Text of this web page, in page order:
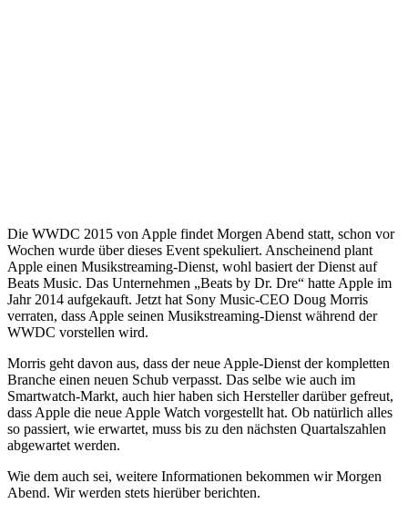
Die WWDC 2015 von Apple findet Morgen Abend statt, schon vor
Wochen wurde über dieses Event spekuliert. Anscheinend plant
Apple einen Musikstreaming-Dienst, wohl basiert der Dienst auf
Beats Music. Das Unternehmen „Beats by Dr. Dre“ hatte Apple im
Jahr 2014 aufgekauft. Jetzt hat Sony Music-CEO Doug Morris
verraten, dass Apple seinen Musikstreaming-Dienst während der
WWDC vorstellen wird.
Morris geht davon aus, dass der neue Apple-Dienst der kompletten
Branche einen neuen Schub verpasst. Das selbe wie auch im
Smartwatch-Markt, auch hier haben sich Hersteller darüber gefreut,
dass Apple die neue Apple Watch vorgestellt hat. Ob natürlich alles
so passiert, wie erwartet, muss bis zu den nächsten Quartalszahlen
abgewartet werden.
Wie dem auch sei, weitere Informationen bekommen wir Morgen
Abend. Wir werden stets hierüber berichten.